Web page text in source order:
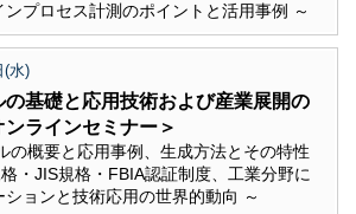
プロセス計測のポイントと活用事例 ～
(水)
の基礎と応用技術および産業展開の
ラインセミナー＞
の概要と応用事例、生成方法とその特性
・JIS規格・FBIA認証制度、工業分野に
ョンと技術応用の世界的動向 ～